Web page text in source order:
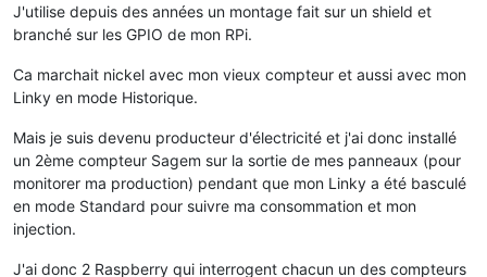
J'utilise depuis des années un montage fait sur un shield et
branché sur les GPIO de mon RPi.
Ca marchait nickel avec mon vieux compteur et aussi avec mon
Linky en mode Historique.
Mais je suis devenu producteur d'électricité et j'ai donc installé
un 2ème compteur Sagem sur la sortie de mes panneaux (pour
monitorer ma production) pendant que mon Linky a été basculé
en mode Standard pour suivre ma consommation et mon
injection.
J'ai donc 2 Raspberry qui interrogent chacun un des compteurs